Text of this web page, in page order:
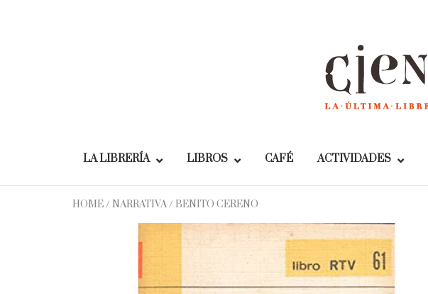
LA LIBRERÍA LIBROS CAFÉ ACTIVIDADES
HOME/ NARRATIVA/ BENITO CERENO